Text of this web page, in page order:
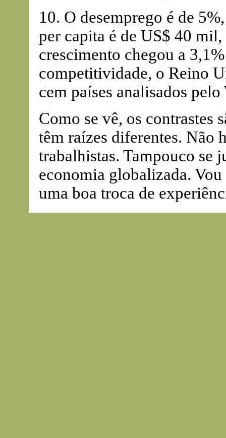
10. O desemprego é de
per capita é de US$ 40
crescimento chegou a
competitividade, o Reino
cem países analisados
Como se vê, os contrastes
têm raízes diferentes. Não
trabalhistas. Tampouco se
economia globalizada.
uma boa troca de